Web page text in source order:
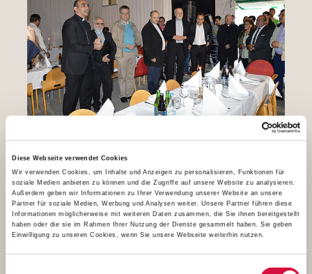
Diese Webseite verwendet Cookies
Wir verwenden Cookies, um Inhalte und Anzeigen zu personalisieren, Funktionen für
soziale Medien anbieten zu können und die Zugriffe auf unsere Website zu analysieren.
Außerdem geben wir Informationen zu Ihrer Verwendung unserer Website an unsere
Partner für soziale Medien, Werbung und Analysen weiter. Unsere Partner führen diese
Informationen möglicherweise mit weiteren Daten zusammen, die Sie ihnen bereitgestellt
haben oder die sie im Rahmen Ihrer Nutzung der Dienste gesammelt haben. Sie geben
Einwilligung zu unseren Cookies, wenn Sie unsere Webseite weiterhin nutzen.
Richtfest in Södertälje. Fotos: Marius Retka, Kristina Hellner